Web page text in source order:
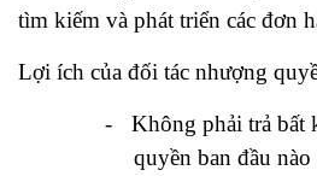
tìm kiếm và phát triển các đơn
Lợi ích của đối tác nhượng
-
Không phải trả bất
quyền ban đầu nào